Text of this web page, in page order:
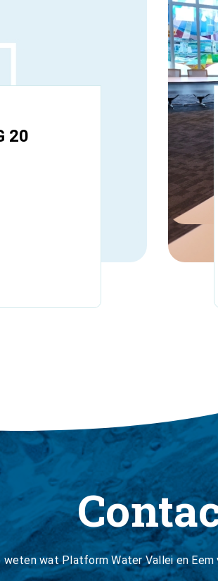
20
weten wat Platform Water Vallei en Eem